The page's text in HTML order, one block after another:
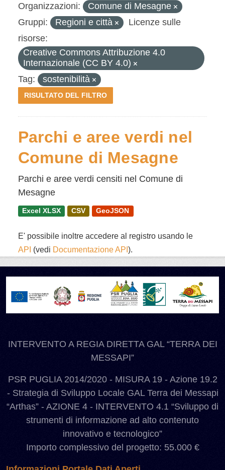
Organizzazioni:
Comune di Mesagne
Gruppi:
Regioni e città
Licenze sulle
risorse:
Creative Commons Attribuzione 4.0
Internazionale (CC BY 4.0)
Tag:
sostenibilità
RISULTATO DEL FILTRO
Parchi e aree verdi nel
Comune di Mesagne
Parchi e aree verdi censiti nel Comune di
Mesagne
Excel XLSX CSV GeoJSON
E' possibile inoltre accedere al registro usando le
API (vedi Documentazione API ).
INTERVENTO A REGIA DIRETTA GAL “TERRA DEI
MESSAPI”
PSR PUGLIA 2014/2020 - MISURA 19 - Azione 19.2
- Strategia di Sviluppo Locale GAL Terra dei Messapi
“Arthas” - AZIONE 4 - INTERVENTO 4.1 “Sviluppo di
strumenti di informazione ad alto contenuto
innovativo e tecnologico”
Importo complessivo del progetto: 55.000 €